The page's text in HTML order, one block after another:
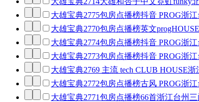
大雄宝典2775包房点播榜抖音 PROG浙
大雄宝典2770包房点播榜英文
大雄宝典2774包房点播榜抖音 PROG浙
大雄宝典2773包房点播榜抖音 PROG浙
大雄宝典2769 主流 tech CLUB HOUSE
大雄宝典2772包房点播榜古风 PROG浙
大雄宝典2771包房点播榜66首浙江台州